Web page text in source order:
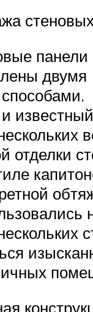
панели
двумя
отделки